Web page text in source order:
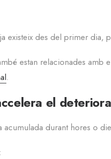
existeix des del primer
estan relacionades
.
el
durant hores o